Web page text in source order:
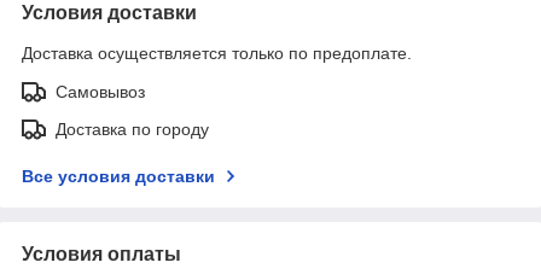
Условия доставки
Доставка осуществляется только по предоплате.
Самовывоз
Доставка по городу
Все условия доставки
Условия оплаты